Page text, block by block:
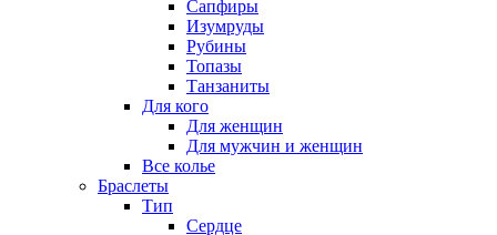
Сапфиры
Изумруды
Рубины
Топазы
Танзаниты
Для кого
Для женщин
Для мужчин и женщин
Все колье
Браслеты
Тип
Сердце